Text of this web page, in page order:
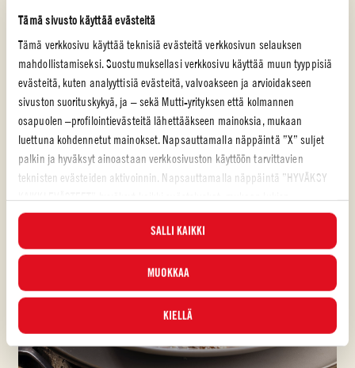
Tämä sivusto käyttää evästeitä
Tämä verkkosivu käyttää teknisiä evästeitä verkkosivun selauksen
mahdollistamiseksi. Suostumuksellasi verkkosivu käyttää muun tyyppisiä
evästeitä, kuten analyyttisiä evästeitä, valvoakseen ja arvioidakseen
sivuston suorituskykyä, ja – sekä Mutti-yrityksen että kolmannen
osapuolen –profilointievästeitä lähettääkseen mainoksia, mukaan
luettuna kohdennetut mainokset. Napsauttamalla näppäintä ”X” suljet
palkin ja hyväksyt ainoastaan verkkosivuston käyttöön tarvittavien
teknisten evästeiden aktivoinnin. Napsauttamalla näppäintä ”HYVÄKSY
analyyttiset ja profilointievästeet. Voit valita milloin tahansa, mitkä
evästeet hyväksyt, ja katsella päivitettyä evästeluetteloa ”HALLINNOI”-
painikkeesta. Lisätietoja varten tutustuEvästekäytäntöömme.
SALLI KAIKKI
MUOKKAA
KIELLÄ